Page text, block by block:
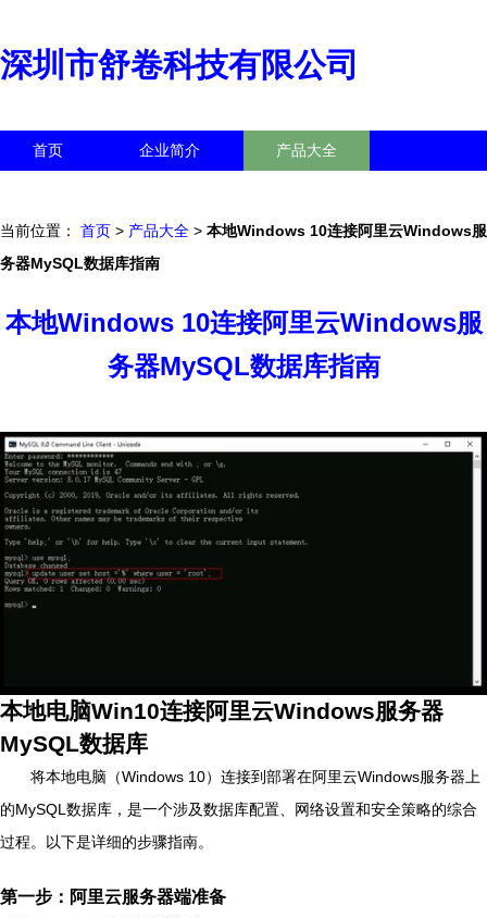
深圳市舒卷科技有限公司
首页 企业简介 产品大全
当前位置： 首页 > 产品大全 > 本地Windows 10连接阿里云Windows服
务器MySQL数据库指南
本地Windows 10连接阿里云Windows服
务器MySQL数据库指南
本地电脑Win10连接阿里云Windows服务器
MySQL数据库
将本地电脑（Windows 10）连接到部署在阿里云Windows服务器上
的MySQL数据库，是一个涉及数据库配置、网络设置和安全策略的综合
过程。以下是详细的步骤指南。
第一步：阿里云服务器端准备